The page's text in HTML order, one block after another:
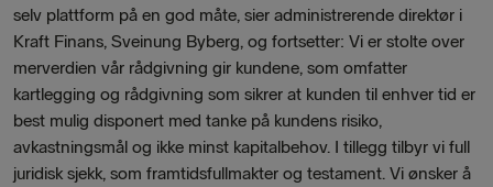
selv plattform på en god måte, sier administrerende direktør i
Kraft Finans, Sveinung Byberg, og fortsetter: Vi er stolte over
merverdien vår rådgivning gir kundene, som omfatter
kartlegging og rådgivning som sikrer at kunden til enhver tid er
best mulig disponert med tanke på kundens risiko,
avkastningsmål og ikke minst kapitalbehov. I tillegg tilbyr vi full
juridisk sjekk, som framtidsfullmakter og testament. Vi ønsker å